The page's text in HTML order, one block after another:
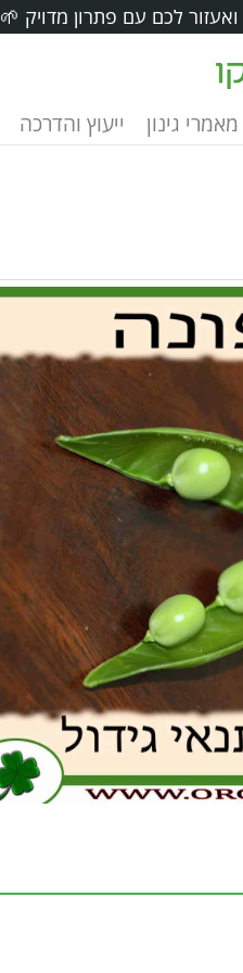
ואעזור לכם עם פתרון מדויק 🌱
מאמרי גינון ייעוץ והדרכה